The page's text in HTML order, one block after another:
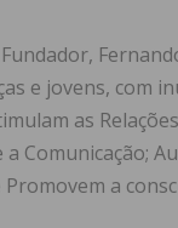
e jovens, com
as
Comunicação;
a